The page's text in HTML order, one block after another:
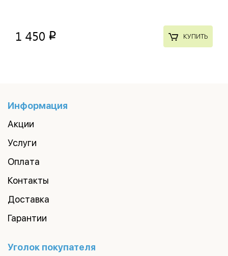
1 450 p КУПИТЬ
Информация
Акции
Услуги
Оплата
Контакты
Доставка
Гарантии
Уголок покупателя